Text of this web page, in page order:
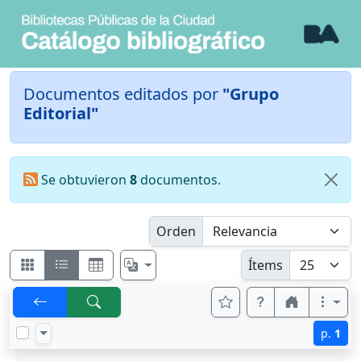
Documentos editados por "Grupo
Editorial"
Se obtuvieron 8documentos.
Orden
Ítems
p. 1